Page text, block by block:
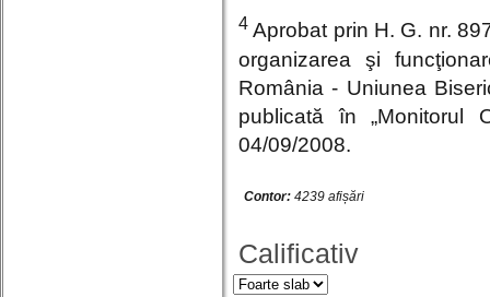
4 Aprobat prin H. G. nr.
organizarea şi
România - Uniunea
publicată în „Monitorul
04/09/2008.
Contor: 4239 afișări
Calificativ